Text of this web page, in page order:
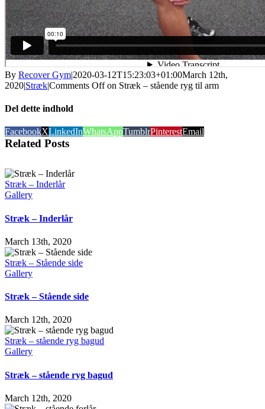
By Recover Gym|2020-03-12T15:23:03+01:00March 12th,
2020|Stræk|Comments Offon Stræk – stående ryg til arm
Del dette indhold
FacebookXLinkedInWhatsAppTumblrPinterestEmail
Related Posts
Stræk – Inderlår
Gallery
Stræk – Inderlår
March 13th, 2020
Stræk – Stående side
Gallery
Stræk – Stående side
March 12th, 2020
Stræk – stående ryg bagud
Gallery
Stræk – stående ryg bagud
March 12th, 2020